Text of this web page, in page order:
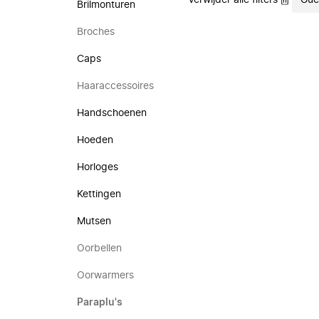
Brilmonturen
Broches
Caps
Haaraccessoires
Handschoenen
Hoeden
Horloges
Kettingen
Mutsen
Oorbellen
Oorwarmers
Paraplu's